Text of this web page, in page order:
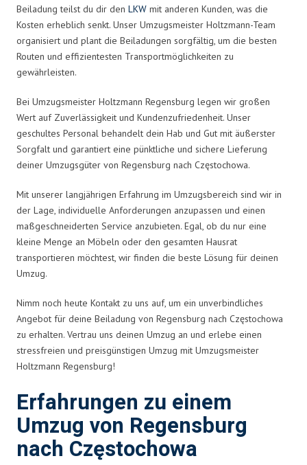
Beiladung teilst du dir den LKW mit anderen Kunden, was die
Kosten erheblich senkt. Unser Umzugsmeister Holtzmann-Team
organisiert und plant die Beiladungen sorgfältig, um die besten
Routen und effizientesten Transportmöglichkeiten zu
gewährleisten.
Bei Umzugsmeister Holtzmann Regensburg legen wir großen
Wert auf Zuverlässigkeit und Kundenzufriedenheit. Unser
geschultes Personal behandelt dein Hab und Gut mit äußerster
Sorgfalt und garantiert eine pünktliche und sichere Lieferung
deiner Umzugsgüter von Regensburg nach Częstochowa.
Mit unserer langjährigen Erfahrung im Umzugsbereich sind wir in
der Lage, individuelle Anforderungen anzupassen und einen
maßgeschneiderten Service anzubieten. Egal, ob du nur eine
kleine Menge an Möbeln oder den gesamten Hausrat
transportieren möchtest, wir finden die beste Lösung für deinen
Umzug.
Nimm noch heute Kontakt zu uns auf, um ein unverbindliches
Angebot für deine Beiladung von Regensburg nach Częstochowa
zu erhalten. Vertrau uns deinen Umzug an und erlebe einen
stressfreien und preisgünstigen Umzug mit Umzugsmeister
Holtzmann Regensburg!
Erfahrungen zu einem
Umzug von Regensburg
nach Częstochowa